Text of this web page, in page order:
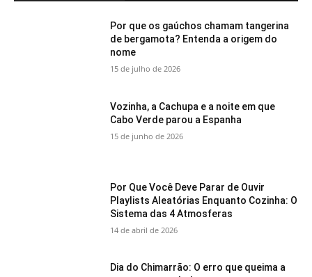
Por que os gaúchos chamam tangerina
de bergamota? Entenda a origem do
nome
15 de julho de 2026
Vozinha, a Cachupa e a noite em que
Cabo Verde parou a Espanha
15 de junho de 2026
Por Que Você Deve Parar de Ouvir
Playlists Aleatórias Enquanto Cozinha: O
Sistema das 4 Atmosferas
14 de abril de 2026
Dia do Chimarrão: O erro que queima a